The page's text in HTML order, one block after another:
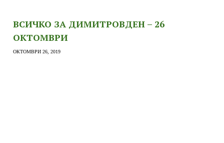
ВСИЧКО ЗА ДИМИТРОВДЕН – 26
ОКТОМВРИ
ОКТОМВРИ 26, 2019